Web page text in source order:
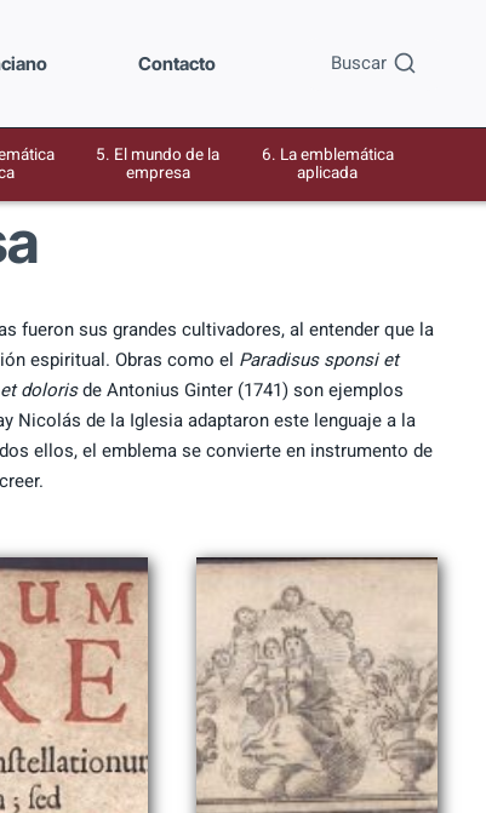
Contacto Buscar
5. El mundo de la
empresa
6. La emblemática
aplicada
fueron sus grandes cultivadores, al entender que la
espiritual. Obras como el Paradisus sponsi et
dolorisde Antonius Ginter (1741) son ejemplos
Nicolás de la Iglesia adaptaron este lenguaje a la
ellos, el emblema se convierte en instrumento de